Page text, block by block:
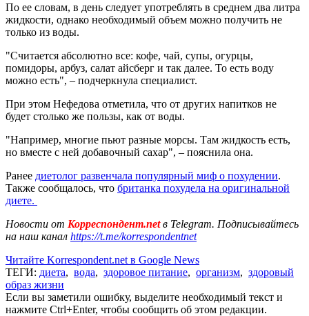
По ее словам, в день следует употреблять в среднем два литра
жидкости, однако необходимый объем можно получить не
только из воды.
"Считается абсолютно все: кофе, чай, супы, огурцы,
помидоры, арбуз, салат айсберг и так далее. То есть воду
можно есть", – подчеркнула специалист.
При этом Нефедова отметила, что от других напитков не
будет столько же пользы, как от воды.
"Например, многие пьют разные морсы. Там жидкость есть,
но вместе с ней добавочный сахар", – пояснила она.
Ранее диетолог развенчала популярный миф о похудении.
Также сообщалось, что британка похудела на оригинальной
диете.
Новости от Корреспондент.netв Telegram. Подписывайтесь
на наш канал https://t.me/korrespondentnet
Читайте Korrespondent.net в Google News
ТЕГИ: диета, вода, здоровое питание, организм, здоровый
образ жизни
Если вы заметили ошибку, выделите необходимый текст и
нажмите Ctrl+Enter, чтобы сообщить об этом редакции.